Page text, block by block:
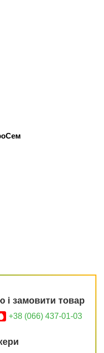
і замовити товар
+38 (066) 437-01-03